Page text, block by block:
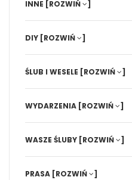
INNE [ROZWIŃ ]
DIY [ROZWIŃ ]
ŚLUB I WESELE [ROZWIŃ ]
WYDARZENIA [ROZWIŃ ]
WASZE ŚLUBY [ROZWIŃ ]
PRASA [ROZWIŃ ]